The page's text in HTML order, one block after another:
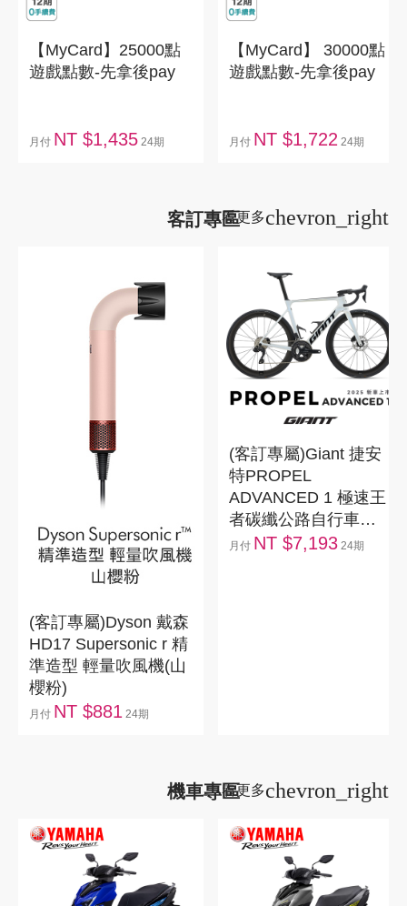
【MyCard】25000點
遊戲點數-先拿後pay
月付 NT $1,435 24期
【MyCard】 30000點
遊戲點數-先拿後pay
月付 NT $1,722 24期
客訂專區看更多chevron_right
(客訂專屬)Dyson 戴森
HD17 Supersonic r 精
準造型 輕量吹風機(山
櫻粉)
月付 NT $881 24期
(客訂專屬)Giant 捷安
特PROPEL
ADVANCED 1 極速王
者碳纖公路自行車
2025
月付 NT $7,193 24期
機車專區看更多chevron_right